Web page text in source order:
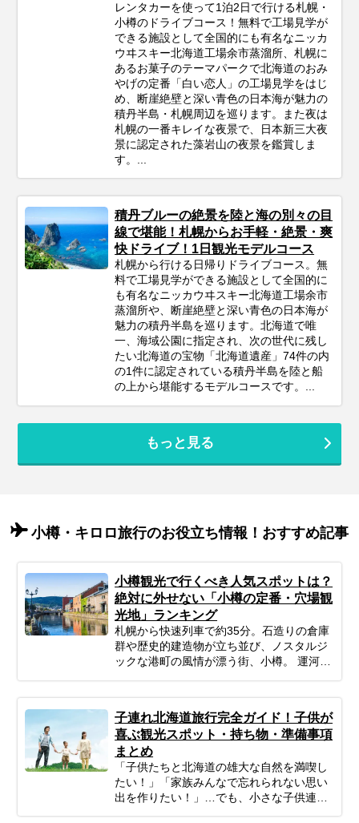
レンタカーを使って1泊2日で行ける札幌・
小樽のドライブコース！無料で工場見学が
できる施設として全国的にも有名なニッカ
ウヰスキー北海道工場余市蒸溜所、札幌に
あるお菓子のテーマパークで北海道のおみ
やげの定番「白い恋人」の工場見学をはじ
め、断崖絶壁と深い青色の日本海が魅力の
積丹半島・札幌周辺を巡ります。また夜は
札幌の一番キレイな夜景で、日本新三大夜
景に認定された藻岩山の夜景を鑑賞しま
す。...
積丹ブルーの絶景を陸と海の別々の目
線で堪能！札幌からお手軽・絶景・爽
快ドライブ！1日観光モデルコース
札幌から行ける日帰りドライブコース。無
料で工場見学ができる施設として全国的に
も有名なニッカウヰスキー北海道工場余市
蒸溜所や、断崖絶壁と深い青色の日本海が
魅力の積丹半島を巡ります。北海道で唯
一、海域公園に指定され、次の世代に残し
たい北海道の宝物「北海道遺産」74件の内
の1件に認定されている積丹半島を陸と船
の上から堪能するモデルコースです。...
もっと見る
小樽・キロロ旅行のお役立ち情報！おすすめ記事
小樽観光で行くべき人気スポットは？
絶対に外せない「小樽の定番・穴場観
光地」ランキング
札幌から快速列車で約35分。石造りの倉庫
群や歴史的建造物が立ち並び、ノスタルジ
ックな港町の風情が漂う街、小樽。 運河沿
そしてキラキラ輝くガラス工芸など、女子
旅の「好き」がぎゅっと詰まったエリアで
す。 「小樽観光は半日で十分？それとも1
泊するべき？」 「お店がたくさんありすぎ
て、どこに入ればいいかわからない…」 そ
んなあなたのために、今回はプロのツアー
コーディネーターが厳選した、目的別の小
樽おすすめ観光スポットをご紹介します。
子連れ北海道旅行完全ガイド！子供が
喜ぶ観光スポット・持ち物・準備事項
まとめ
「子供たちと北海道の雄大な自然を満喫し
たい！」「家族みんなで忘れられない思い
出を作りたい！」…でも、小さな子供連れ